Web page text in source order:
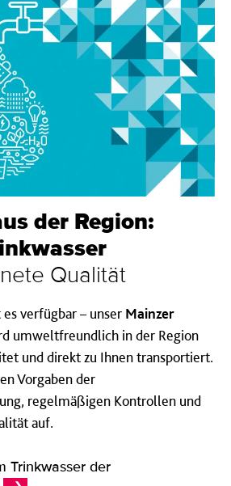
der Region:
Qualität
verfügbar – unser Mainzer
umweltfreundlich in der Region
und direkt zu Ihnen transportiert.
Vorgaben der
regelmäßigen Kontrollen und
auf.
Trinkwasser der